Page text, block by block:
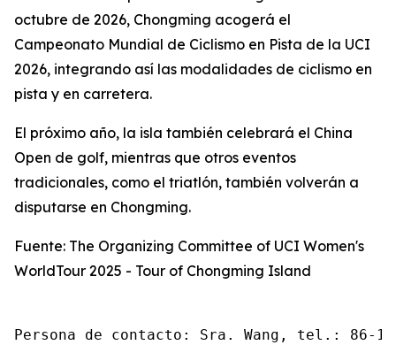
octubre de 2026, Chongming acogerá el
Campeonato Mundial de Ciclismo en Pista de la UCI
2026, integrando así las modalidades de ciclismo en
pista y en carretera.
El próximo año, la isla también celebrará el China
Open de golf, mientras que otros eventos
tradicionales, como el triatlón, también volverán a
disputarse en Chongming.
Fuente: The Organizing Committee of UCI Women's
WorldTour 2025 - Tour of Chongming Island
Persona de contacto: Sra. Wang, tel.: 86-10-